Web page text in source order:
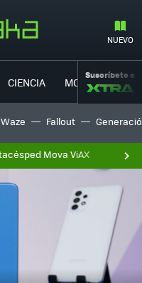
NUEVO
CIENCIA MOVILIDAD
Suscríbete a
Waze Fallout
Mova ViAX